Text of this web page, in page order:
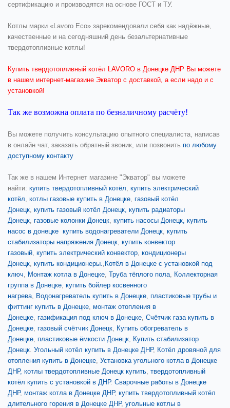
сертификацию и производятся на основе ГОСТ и ТУ.
Котлы марки «Lavoro Eco» зарекомендовали себя как надёжные,
качественные и на сегодняшний день безальтернативные
твердотопливные котлы!
Купить твердотопливный котёл LAVORO в Донецке ДНР Вы можете
в нашем интернет-магазине Экватор с доставкой, а если надо и с
установкой!
Так же возможна оплата по безналичному расчёту!
Вы можете получить консультацию опытного специалиста, написав
в онлайн чат, заказать обратный звоник, или позвонить по любому
доступному контакту
Так же в нашем Интернет магазине "Экватор" вы можете
найти: купить твердотопливный котёл, купить электрический
котёл, котлы газовые купить в Донецке, газовый котёл
Донецк, купить газовый котёл Донецк, купить радиаторы
Донецк, газовые колонки Донецк, купить насосы Донецк, купить
насос в донецке купить водонагреватели Донецк, купить
стабилизаторы напряжения Донецк, купить конвектор
газовый, купить электрический конвектор, кондиционеры
Донецк, купить кондиционеры., Котёл в Донецке с установкой под
ключ, Монтаж котла в Донецке, Труба тёплого пола, Коллекторная
группа в Донецке, купить бойлер косвенного
нагрева, Водонагреватель купить в Донецке, пластиковые трубы и
фиттинг купить в Донецке, монтаж отопления в
Донецке, газификация под ключ в Донецке, Счётчик газа купить в
Донецке, газовый счётчик Донецк, Купить обогреватель в
Донецке, пластиковые ёмкости Донецк, Купить стабилизатор
Донецк. Угольный котёл купить в Донецке ДНР, Котёл дровяной для
отопления купить в Донецке, Установка угольного котла в Донецке
ДНР, котлы твердотопливные Донецк купить, твердотопливный
котёл купить с установкой в ДНР. Сварочные работы в Донецке
ДНР, монтаж котла в Донецке ДНР, купить твердотопливный котёл
длительного горения в Донецке ДНР, угольные котлы в